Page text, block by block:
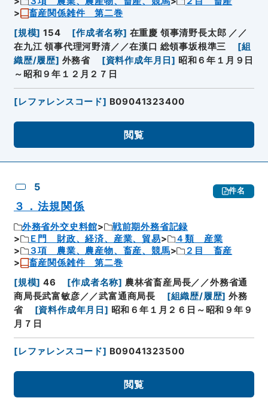
畜産関係雑件 第二巻
[規模] 154 [作成者名称] 在重慶 領事清野長太郎 ／／
在九江 領事代理河野清／／在漢口 総領事坂根準三
[組
織歴/履歴] 外務省 [資料作成年月日] 昭和６年１月９日
～昭和９年１２月２７日
[レファレンスコード] B09041323400
閲覧
5 件名
３．法規関係
外務省外交史料館
戦前期外務省記録
Ｅ門 財政、経済、産業、貿易
４類 産業
３項 農業、農産物、畜産、競馬
２目 畜産
畜産関係雑件 第二巻
[規模] 46 [作成者名称] 農林省畜産局長／／外務省通
商局長武富敏彦／／武富通商局長
[組織歴/履歴] 外務
省
[資料作成年月日 ] 昭和６年１月２６日～昭和９年９
月７日
[レファレンスコード] B09041323500
閲覧